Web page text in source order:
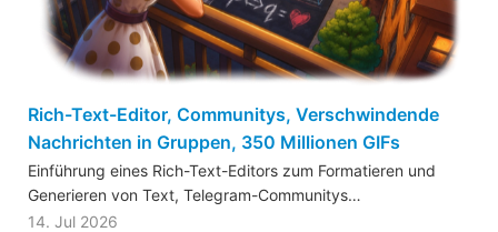
Rich-Text-Editor, Communitys, Verschwindende
Nachrichten in Gruppen, 350 Millionen GIFs
Einführung eines Rich-Text-Editors zum Formatieren und
Generieren von Text, Telegram-Communitys…
14. Jul 2026